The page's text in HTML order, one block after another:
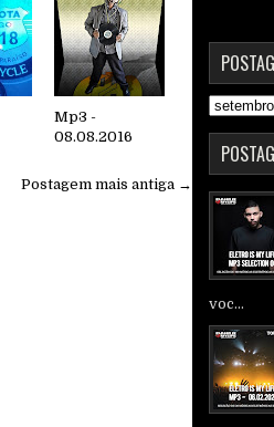
Mp3 -
08.08.2016
Postagem mais antiga →
voc...